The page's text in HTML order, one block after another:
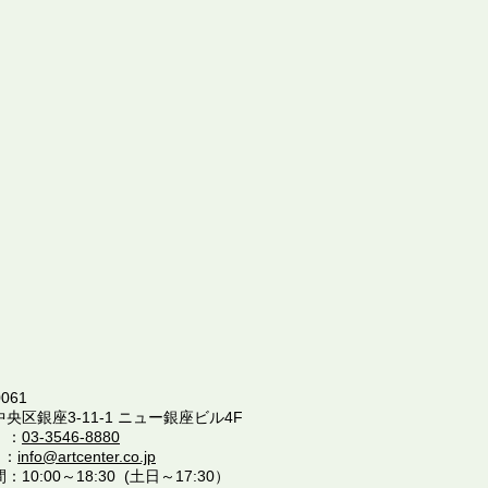
央区銀座3-11-1 ニュー銀座ビル4F
03-3546-8880
info@artcenter.co.jp
：10:00～18:30 (土日～17:30）